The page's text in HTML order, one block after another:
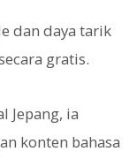
dan daya tarik
gratis.
Jepang, ia
konten bahasa